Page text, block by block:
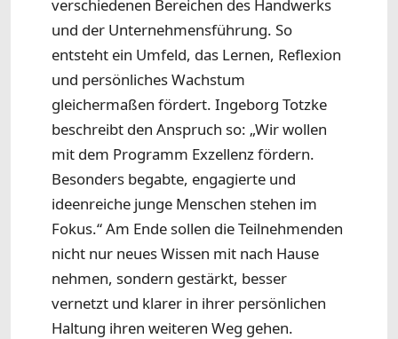
verschiedenen Bereichen des Handwerks
und der Unternehmensführung. So
entsteht ein Umfeld, das Lernen, Reflexion
und persönliches Wachstum
gleichermaßen fördert. Ingeborg Totzke
beschreibt den Anspruch so: „Wir wollen
mit dem Programm Exzellenz fördern.
Besonders begabte, engagierte und
ideenreiche junge Menschen stehen im
Fokus.“ Am Ende sollen die Teilnehmenden
nicht nur neues Wissen mit nach Hause
nehmen, sondern gestärkt, besser
vernetzt und klarer in ihrer persönlichen
Haltung ihren weiteren Weg gehen.